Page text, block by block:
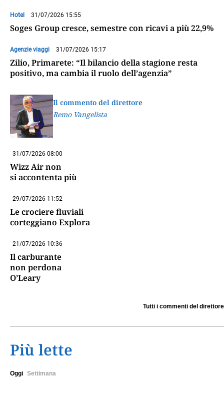
Hotel 31/07/2026 15:55
Soges Group cresce, semestre con ricavi a più 22,9%
Agenzie viaggi 31/07/2026 15:17
Zilio, Primarete: “Il bilancio della stagione resta
positivo, ma cambia il ruolo dell’agenzia”
Il commento del direttore
Remo Vangelista
31/07/2026 08:00
Wizz Air non
si accontenta più
29/07/2026 11:52
Le crociere fluviali
corteggiano Explora
21/07/2026 10:36
Il carburante
non perdona
O’Leary
Tutti i commenti del direttore
Più lette
Oggi Settimana